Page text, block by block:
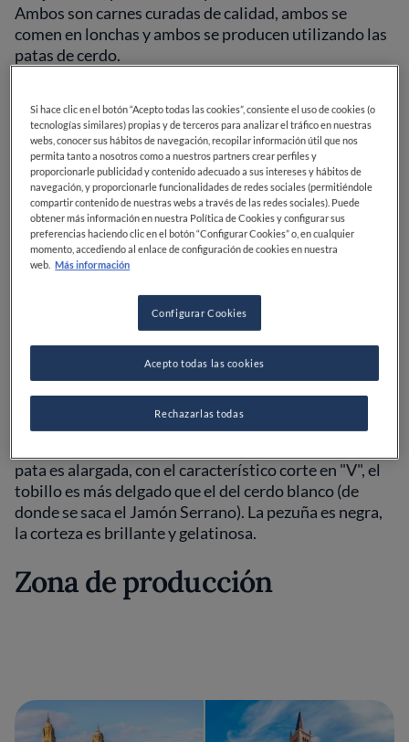
Ambos son carnes curadas de calidad, ambos se
comen en lonchas y ambos se producen utilizando las
patas de cerdo.
Aspecto
ElCrudo di Parmatiene una forma redondeada, la
pieza pesa entre 7 y 10 kilos sin pezuña. La loncha es
roja con grasa blanca sólo en el borde externo. La
ser brillante, sino húmeda. En el centro debe
sobresalir una pequeña parte de grasa blanca (por
donde pasa la vena femoral).
ElJamón Ibéricode bellotaes más pequeño,
medianamente pesa entre 5,5 y 6,5 kilos. Tiene
infiltraciones de grasa y un color coralino, al cortarlo
pata es alargada, con el característico corte en "V", el
tobillo es más delgado que el del cerdo blanco (de
donde se saca el Jamón Serrano). La pezuña es negra,
la corteza es brillante y gelatinosa.
Zona de producción
Si hace clic en el botón “Acepto todas las cookies”, consiente el uso de cookies (o
tecnologías similares) propias y de terceros para analizar el tráfico en nuestras
webs, conocer sus hábitos de navegación, recopilar información útil que nos
permita tanto a nosotros como a nuestros partners crear perfiles y
proporcionarle publicidad y contenido adecuado a sus intereses y hábitos de
navegación, y proporcionarle funcionalidades de redes sociales (permitiéndole
compartir contenido de nuestras webs a través de las redes sociales). Puede
obtener más información en nuestra Política de Cookies y configurar sus
preferencias haciendo clic en el botón “Configurar Cookies” o, en cualquier
momento, accediendo al enlace de configuración de cookies en nuestra
web. Más información
Configurar Cookies
Rechazarlas todas
Acepto todas las cookies